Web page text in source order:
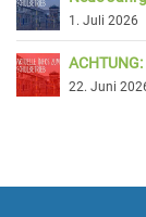
1. Juli 2026
22. Juni